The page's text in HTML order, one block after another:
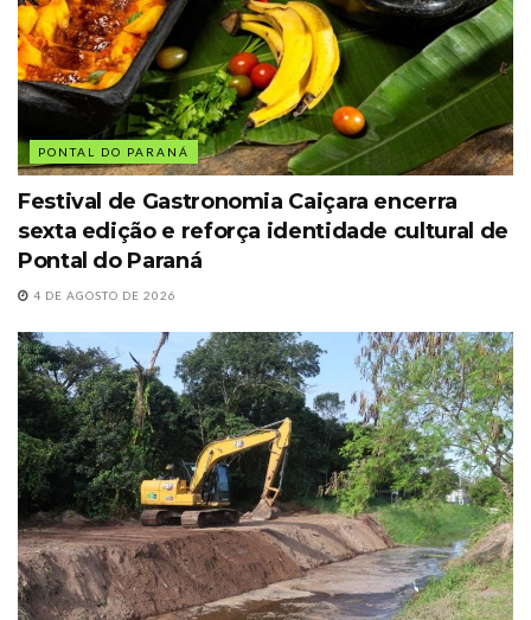
PONTAL DO PARANÁ
Festival de Gastronomia Caiçara encerra
sexta edição e reforça identidade cultural de
Pontal do Paraná
4 DE AGOSTO DE 2026